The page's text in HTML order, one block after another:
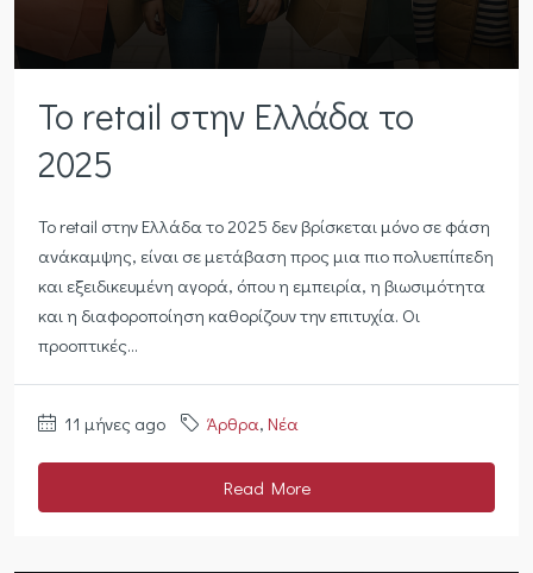
Το retail στην Ελλάδα το
2025
Το retail στην Ελλάδα το 2025 δεν βρίσκεται μόνο σε φάση
ανάκαμψης, είναι σε μετάβαση προς μια πιο πολυεπίπεδη
και εξειδικευμένη αγορά, όπου η εμπειρία, η βιωσιμότητα
και η διαφοροποίηση καθορίζουν την επιτυχία. Οι
προοπτικές...
11 μήνες ago Άρθρα, Νέα
Read More